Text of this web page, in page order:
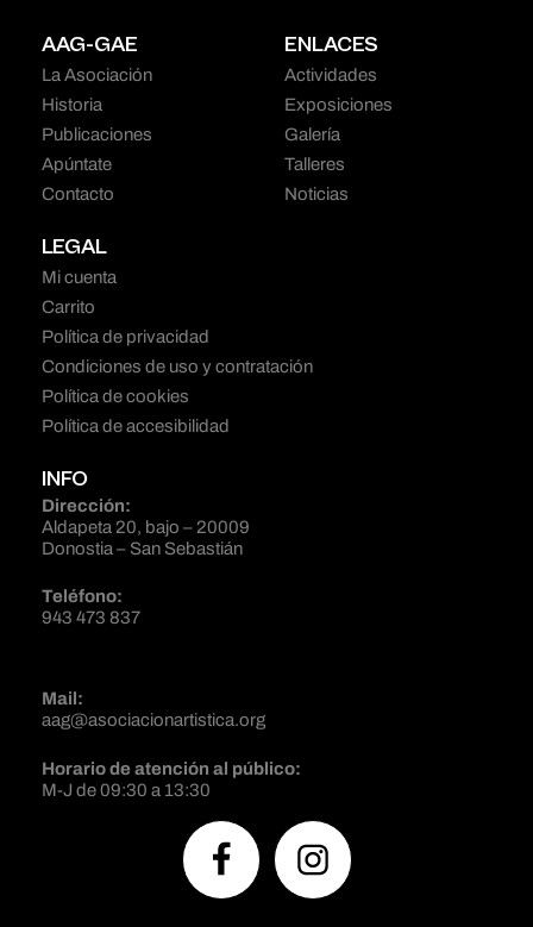
AAG-GAE
La Asociación
Historia
Publicaciones
Apúntate
Contacto
ENLACES
Actividades
Exposiciones
Galería
Talleres
Noticias
LEGAL
Mi cuenta
Carrito
Política de privacidad
Condiciones de uso y contratación
Política de cookies
Política de accesibilidad
INFO
Dirección:
Aldapeta 20, bajo – 20009
Donostia – San Sebastián
Teléfono:
943 473 837
Mail:
aag@asociacionartistica.org
Horario de atención al público:
M-J de 09:30 a 13:30